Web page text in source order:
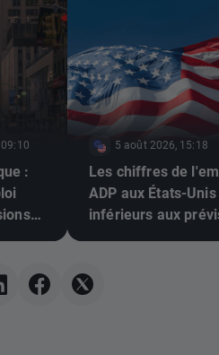
:
5 août 2026, 15:18
Les chiffres de
ADP aux États-
inférieurs aux